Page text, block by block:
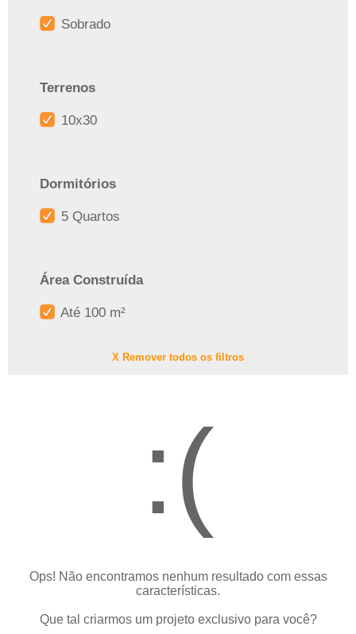
Sobrado
Terrenos
10x30
Dormitórios
5 Quartos
Área Construída
Até 100 m²
X Remover todos os filtros
:(
Ops! Não encontramos nenhum resultado com essas
características.
Que tal criarmos um projeto exclusivo para você?